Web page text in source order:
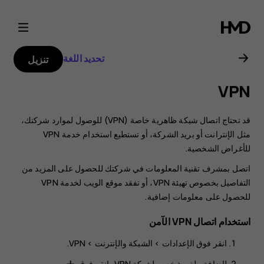
دليل
مستخدم
هاتف
Nokia
8.1
تحديد اللغة تنزيل
VPN
قد تحتاج اتصال شبكة ظاهرية خاصة (VPN) للوصول لموارد شركتك،
مثل الإنترانت أو بريد الشركة، أو تستطيع استخدام خدمة VPN
للأغراض الشخصية.
اتصل بمشرف تقنية المعلومات في شركتك للحصول على المزيد من
التفاصيل بخصوص تهيئة VPN، أو تفقد موقع الويب لخدمة VPN
للحصول على معلومات إضافية.
استخدام اتصال VPN الآمن
انقر فوق الإعدادات > الشبكة والإنترنت >
VPN
.